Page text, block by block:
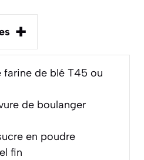
+
farine de blé T45 ou
de boulanger
en poudre
fin